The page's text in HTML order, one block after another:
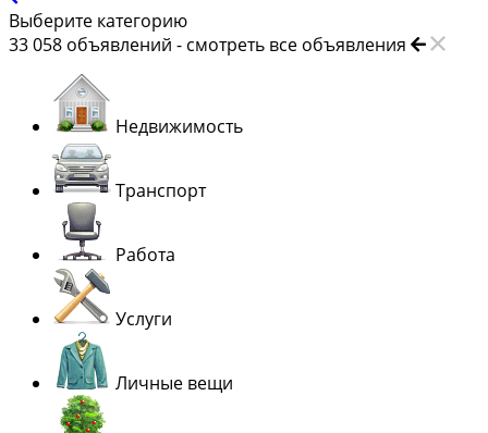
Выберите категорию
33 058 объявлений - смотреть все объявления
Недвижимость
Транспорт
Работа
Услуги
Личные вещи